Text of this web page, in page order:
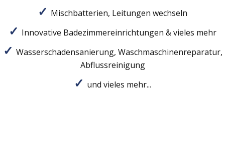
Mischbatterien, Leitungen wechseln
Innovative Badezimmereinrichtungen & vieles mehr
Wasserschadensanierung, Waschmaschinenreparatur,
Abflussreinigung
und vieles mehr...